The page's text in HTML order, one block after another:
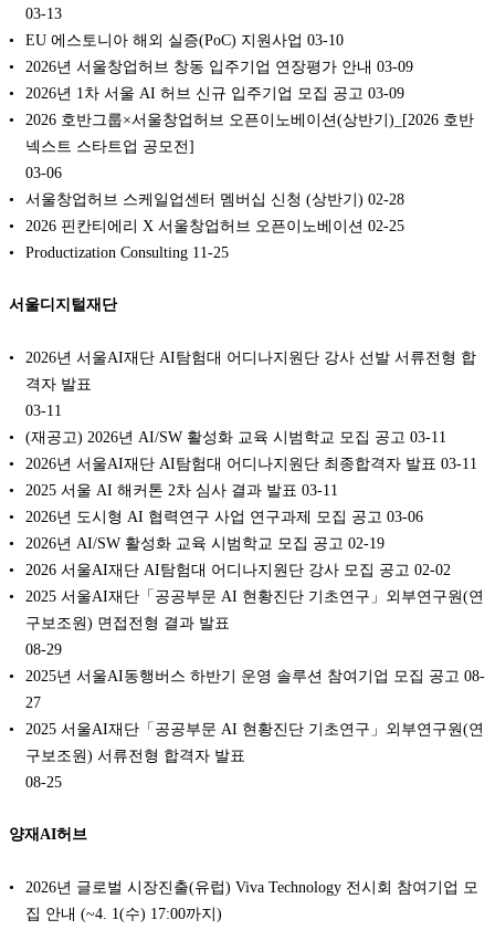
03-13
EU 에스토니아 해외 실증(PoC) 지원사업 03-10
2026년 서울창업허브 창동 입주기업 연장평가 안내 03-09
2026년 1차 서울 AI 허브 신규 입주기업 모집 공고 03-09
2026 호반그룹×서울창업허브 오픈이노베이션(상반기)_[2026 호반
넥스트 스타트업 공모전]
03-06
서울창업허브 스케일업센터 멤버십 신청 (상반기) 02-28
2026 핀칸티에리 X 서울창업허브 오픈이노베이션 02-25
Productization Consulting 11-25
서울디지털재단
2026년 서울AI재단 AI탐험대 어디나지원단 강사 선발 서류전형 합
격자 발표
03-11
(재공고) 2026년 AI/SW 활성화 교육 시범학교 모집 공고 03-11
2026년 서울AI재단 AI탐험대 어디나지원단 최종합격자 발표 03-11
2025 서울 AI 해커톤 2차 심사 결과 발표 03-11
2026년 도시형 AI 협력연구 사업 연구과제 모집 공고 03-06
2026년 AI/SW 활성화 교육 시범학교 모집 공고 02-19
2026 서울AI재단 AI탐험대 어디나지원단 강사 모집 공고 02-02
2025 서울AI재단「공공부문 AI 현황진단 기초연구」외부연구원(연
구보조원) 면접전형 결과 발표
08-29
2025년 서울AI동행버스 하반기 운영 솔루션 참여기업 모집 공고 08-
27
2025 서울AI재단「공공부문 AI 현황진단 기초연구」외부연구원(연
구보조원) 서류전형 합격자 발표
08-25
양재AI허브
2026년 글로벌 시장진출(유럽) Viva Technology 전시회 참여기업 모
집 안내 (~4. 1(수) 17:00까지)